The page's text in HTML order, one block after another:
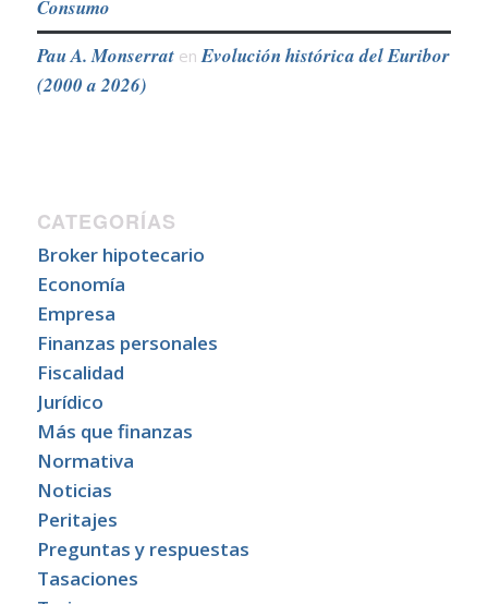
Consumo
Pau A. MonserratenEvolución histórica del Euribor
(2000 a 2026)
CATEGORÍAS
Broker hipotecario
Economía
Empresa
Finanzas personales
Fiscalidad
Jurídico
Más que finanzas
Normativa
Noticias
Peritajes
Preguntas y respuestas
Tasaciones